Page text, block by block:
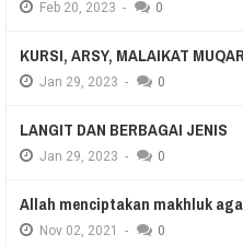
Feb 20, 2023 - 0
KURSI, ARSY, MALAIKAT
Jan 29, 2023 - 0
LANGIT DAN BERBAGAI JENIS
Jan 29, 2023 - 0
Allah menciptakan makhluk
Nov 02, 2021 - 0